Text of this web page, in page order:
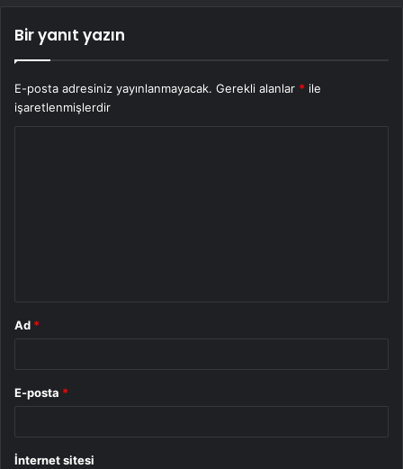
Bir yanıt yazın
E-posta adresiniz yayınlanmayacak. Gerekli alanlar * ile
işaretlenmişlerdir
Ad *
E-posta *
İnternet sitesi